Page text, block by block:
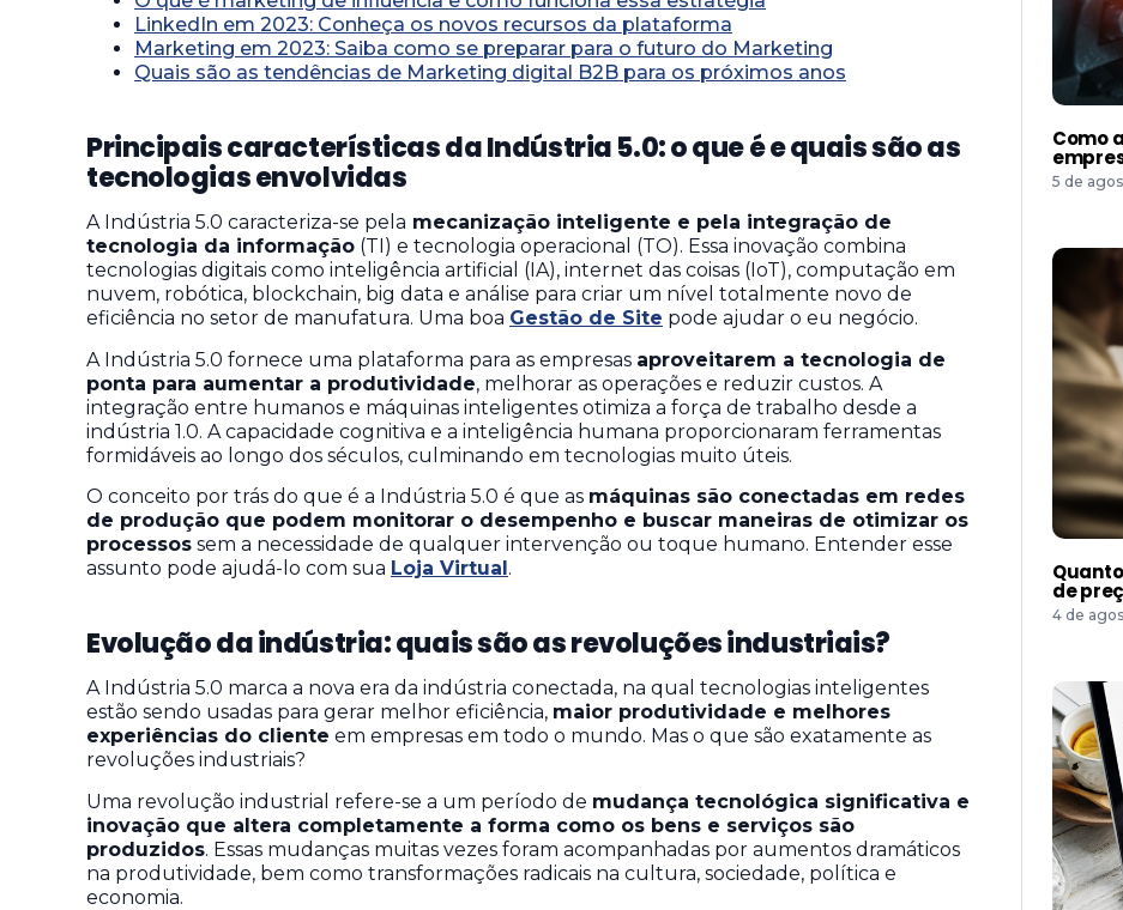
LinkedIn em 2023: Conheça os novos recursos da plataforma
Marketing em 2023: Saiba como se preparar para o futuro do Marketing
Quais são as tendências de Marketing digital B2B para os próximos anos
Principais características da Indústria 5.0: o que é e quais são as
tecnologias envolvidas
A Indústria 5.0 caracteriza-se pela mecanização inteligente e pela integração de
tecnologia da informação (TI) e tecnologia operacional (TO). Essa inovação combina
tecnologias digitais como inteligência artificial (IA), internet das coisas (IoT), computação em
nuvem, robótica, blockchain, big data e análise para criar um nível totalmente novo de
eficiência no setor de manufatura. Uma boa Gestão de Site pode ajudar o eu negócio.
A Indústria 5.0 fornece uma plataforma para as empresas aproveitarem a tecnologia de
ponta para aumentar a produtividade, melhorar as operações e reduzir custos. A
integração entre humanos e máquinas inteligentes otimiza a força de trabalho desde a
indústria 1.0. A capacidade cognitiva e a inteligência humana proporcionaram ferramentas
formidáveis ao longo dos séculos, culminando em tecnologias muito úteis.
O conceito por trás do que é a Indústria 5.0 é que as máquinas são conectadas em redes
de produção que podem monitorar o desempenho e buscar maneiras de otimizar os
processos sem a necessidade de qualquer intervenção ou toque humano. Entender esse
assunto pode ajudá-lo com sua Loja Virtual.
Evolução da indústria: quais são as revoluções industriais?
A Indústria 5.0 marca a nova era da indústria conectada, na qual tecnologias inteligentes
estão sendo usadas para gerar melhor eficiência, maior produtividade e melhores
experiências do cliente em empresas em todo o mundo. Mas o que são exatamente as
revoluções industriais?
Uma revolução industrial refere-se a um período de mudança tecnológica significativa e
inovação que altera completamente a forma como os bens e serviços são
produzidos. Essas mudanças muitas vezes foram acompanhadas por aumentos dramáticos
na produtividade, bem como transformações radicais na cultura, sociedade, política e
economia.
Como
5 de
de
4 de